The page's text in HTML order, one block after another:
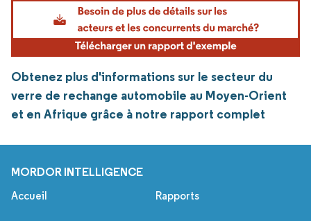
Obtenez plus d'informations sur le secteur du
verre de rechange automobile au Moyen-Orient
et en Afrique grâce à notre rapport complet
MORDOR INTELLIGENCE
Accueil Rapports